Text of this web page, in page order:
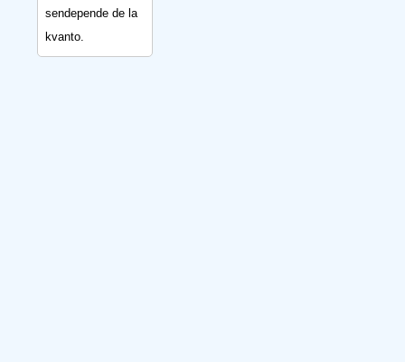
sendepende de la
kvanto.